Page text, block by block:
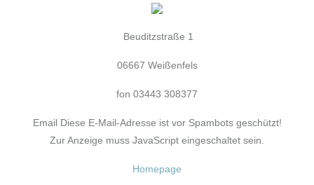
Beuditzstraße 1
06667 Weißenfels
fon 03443 308377
Email Diese E-Mail-Adresse ist vor Spambots geschützt!
Zur Anzeige muss JavaScript eingeschaltet sein.
Homepage